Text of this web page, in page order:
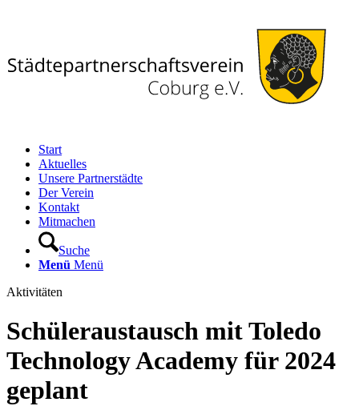
Start
Aktuelles
Unsere Partnerstädte
Der Verein
Kontakt
Mitmachen
Suche
Menü Menü
Aktivitäten
Schüleraustausch mit Toledo
Technology Academy für 2024
geplant